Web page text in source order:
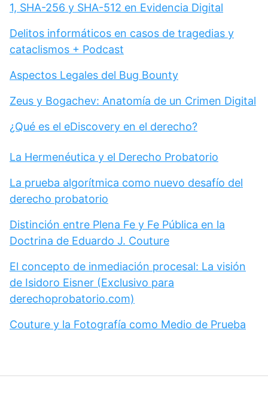
1, SHA-256 y SHA-512 en Evidencia Digital
Delitos informáticos en casos de tragedias y
cataclismos + Podcast
Aspectos Legales del Bug Bounty
Zeus y Bogachev: Anatomía de un Crimen Digital
¿Qué es el eDiscovery en el derecho?
La Hermenéutica y el Derecho Probatorio
La prueba algorítmica como nuevo desafío del
derecho probatorio
Distinción entre Plena Fe y Fe Pública en la
Doctrina de Eduardo J. Couture
El concepto de inmediación procesal: La visión
de Isidoro Eisner (Exclusivo para
derechoprobatorio.com)
Couture y la Fotografía como Medio de Prueba